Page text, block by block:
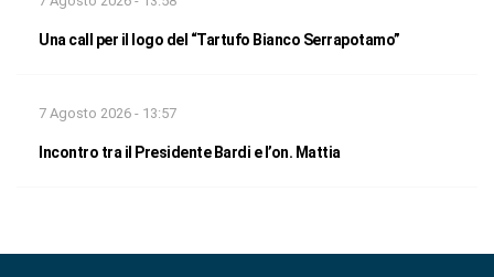
Una call per il logo del “Tartufo Bianco Serrapotamo”
7 Agosto 2026 - 13:57
Incontro tra il Presidente Bardi e l’on. Mattia